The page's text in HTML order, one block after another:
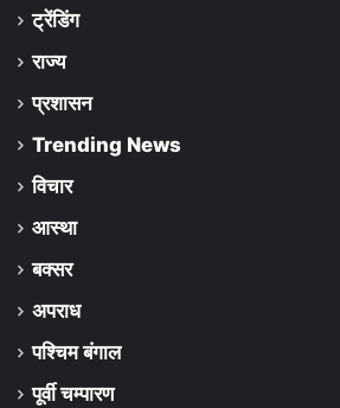
ट्रेंडिंग
राज्य
प्रशासन
Trending News
विचार
आस्था
बक्सर
अपराध
पश्चिम बंगाल
पूर्वी चम्पारण